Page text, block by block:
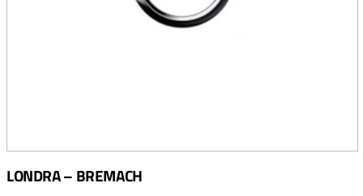
LONDRA – BREMACH